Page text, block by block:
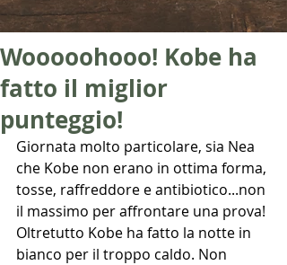
Wooooohooo! Kobe ha
fatto il miglior
punteggio!
Giornata molto particolare, sia Nea
che Kobe non erano in ottima forma,
tosse, raffreddore e antibiotico...non
il massimo per affrontare una prova!
Oltretutto Kobe ha fatto la notte in
bianco per il troppo caldo. Non